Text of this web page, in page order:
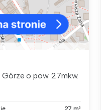
o pow. 27mkw.